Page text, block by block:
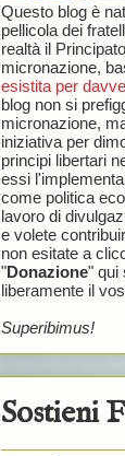
Questo blog è
pellicola dei
realtà il
micronazione,
esistita per
blog non si
micronazione,
iniziativa per
principi libertari
essi
come politica
lavoro di
e volete
non esitate a
"Donazione" qui
liberamente il
Superibimus!
Sostieni